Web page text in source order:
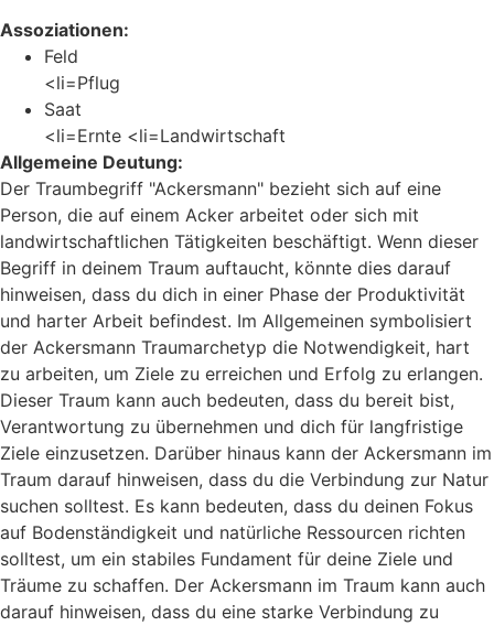
Assoziationen:
Feld
<li=Pflug
Saat
<li=Ernte <li=Landwirtschaft
Allgemeine Deutung:
Der Traumbegriff "Ackersmann" bezieht sich auf eine
Person, die auf einem Acker arbeitet oder sich mit
landwirtschaftlichen Tätigkeiten beschäftigt. Wenn dieser
Begriff in deinem Traum auftaucht, könnte dies darauf
hinweisen, dass du dich in einer Phase der Produktivität
und harter Arbeit befindest. Im Allgemeinen symbolisiert
der Ackersmann Traumarchetyp die Notwendigkeit, hart
zu arbeiten, um Ziele zu erreichen und Erfolg zu erlangen.
Dieser Traum kann auch bedeuten, dass du bereit bist,
Verantwortung zu übernehmen und dich für langfristige
Ziele einzusetzen. Darüber hinaus kann der Ackersmann im
Traum darauf hinweisen, dass du die Verbindung zur Natur
suchen solltest. Es kann bedeuten, dass du deinen Fokus
auf Bodenständigkeit und natürliche Ressourcen richten
solltest, um ein stabiles Fundament für deine Ziele und
Träume zu schaffen. Der Ackersmann im Traum kann auch
darauf hinweisen, dass du eine starke Verbindung zu